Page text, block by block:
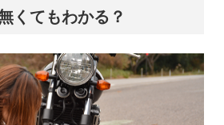
くてもわかる？